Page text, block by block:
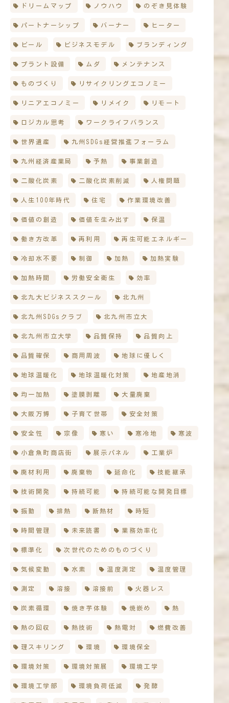
ドリームマップ ノウハウ のぞき見体験
パートナーシップ バーナー ヒーター
ビール ビジネスモデル ブランディング
プラント設備 ムダ メンテナンス
ものづくり リサイクリングエコノミー
リニアエコノミー リメイク リモート
ロジカル思考 ワークライフバランス
世界遺産 九州SDGs経営推進フォーラム
九州経済産業局 予熱 事業創造
二酸化炭素 二酸化炭素削減 人権問題
人生100年時代 住宅 作業環境改善
価値の創造 価値を生み出す 保温
働き方改革 再利用 再生可能エネルギー
冷却水不要 制御 加熱 加熱実験
加熱時間 労働安全衛生 効率
北九大ビジネススクール 北九州
北九州SDGsクラブ 北九州市立大
北九州市立大学 品質保持 品質向上
品質確保 商用周波 地球に優しく
地球温暖化 地球温暖化対策 地産地消
均一加熱 塗膜剥離 大量廃棄
大阪万博 子育て世帯 安全対策
安全性 宗像 寒い 寒冷地 寒波
小倉魚町商店街 展示パネル 工業炉
廃材利用 廃棄物 延命化 技能継承
技術開発 持続可能 持続可能な開発目標
振動 排熱 断熱材 時短
時間管理 未来読書 業務効率化
標準化 次世代のためのものづくり
気候変動 水素 温度測定 温度管理
測定 溶接 溶接前 火器レス
炭素循環 焼き芋体験 焼嵌め 熱
熱の回収 熱技術 熱電対 燃費改善
理スキリング 環境 環境保全
環境対策 環境対策展 環境工学
環境工学部 環境負荷低減 発酵